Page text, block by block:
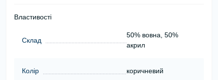
Властивості
Склад
50% вовна, 50%
акрил
Колір коричневий